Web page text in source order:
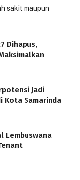
sakit maupun
Dihapus,
Jadi
Kota Samarinda
Lembuswana